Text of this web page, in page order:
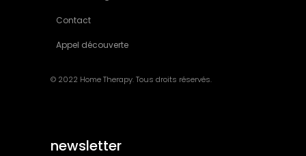
Contact
Appel découverte
© 2022 Home Therapy. Tous droits réservés.
newsletter